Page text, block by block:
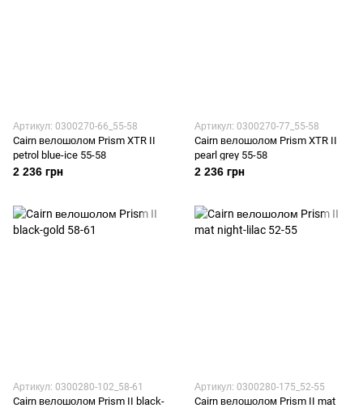
Артикул: 0300270-66_55-58
Cairn велошолом Prism XTR II
petrol blue-ice 55-58
2 236 грн
Артикул: 0300270-77_55-58
Cairn велошолом Prism XTR II
pearl grey 55-58
2 236 грн
Артикул: 0300280-102_58-61
Cairn велошолом Prism II black-
Артикул: 0300280-175_52-55
Cairn велошолом Prism II mat